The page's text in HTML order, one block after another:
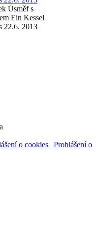
Úsměf s
Ein Kessel
22.6. 2013
o cookies | Prohlášení o